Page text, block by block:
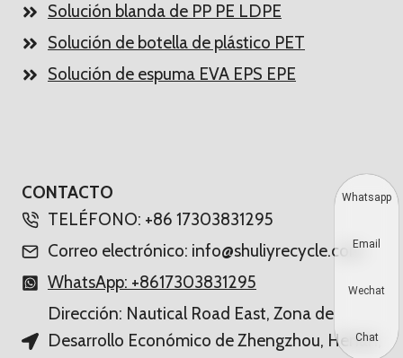
Solución blanda de PP PE LDPE
Solución de botella de plástico PET
Solución de espuma EVA EPS EPE
CONTACTO
TELÉFONO: +86 17303831295
Correo electrónico: info@shuliyrecycle.com
WhatsApp: +8617303831295
Dirección: Nautical Road East, Zona de
Desarrollo Económico de Zhengzhou, Henan,
Whatsapp
Email
Wechat
Chat